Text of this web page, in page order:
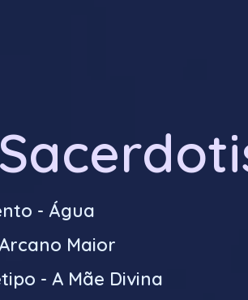
- Água
Maior
- A Mãe Divina